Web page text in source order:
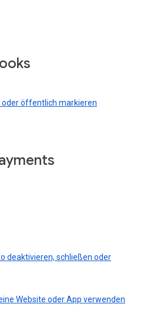
öffentlich markieren
deaktivieren, schließen oder
Website oder App verwenden